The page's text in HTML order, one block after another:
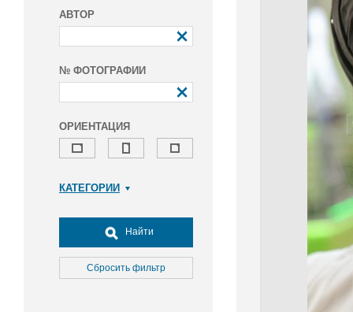
АВТОР
№ ФОТОГРАФИИ
ОРИЕНТАЦИЯ
КАТЕГОРИИ
Досуг, туризм и отдых
Культура
Медицина
Найти
Сбросить фильтр